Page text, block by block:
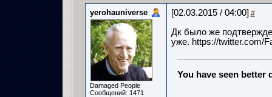
yerohauniverse
Damaged People
Сообщений: 1471
[02.03.2015 / 04:00] #
Дк было же
уже. https://twitter.com/
You have seen better